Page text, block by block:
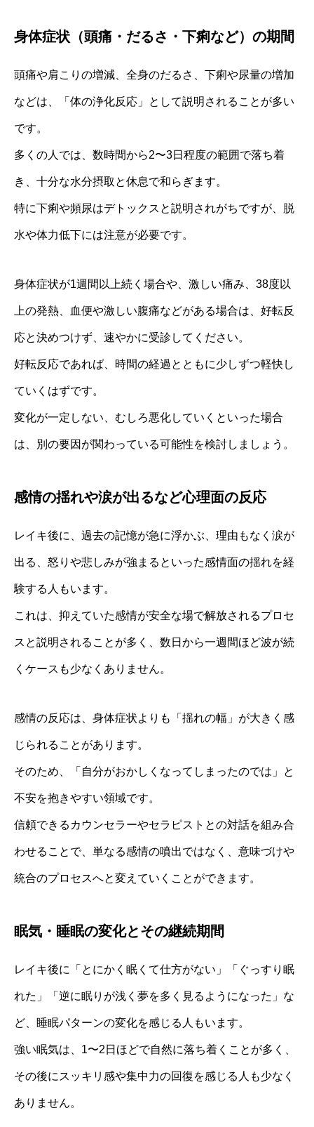
身体症状（頭痛・だるさ・下痢など）の期間
頭痛や肩こりの増減、全身のだるさ、下痢や尿量の増加
などは、「体の浄化反応」として説明されることが多い
です。
多くの人では、数時間から2〜3日程度の範囲で落ち着
き、十分な水分摂取と休息で和らぎます。
特に下痢や頻尿はデトックスと説明されがちですが、脱
水や体力低下には注意が必要です。
身体症状が1週間以上続く場合や、激しい痛み、38度以
上の発熱、血便や激しい腹痛などがある場合は、好転反
応と決めつけず、速やかに受診してください。
好転反応であれば、時間の経過とともに少しずつ軽快し
ていくはずです。
変化が一定しない、むしろ悪化していくといった場合
は、別の要因が関わっている可能性を検討しましょう。
感情の揺れや涙が出るなど心理面の反応
レイキ後に、過去の記憶が急に浮かぶ、理由もなく涙が
出る、怒りや悲しみが強まるといった感情面の揺れを経
験する人もいます。
これは、抑えていた感情が安全な場で解放されるプロセ
スと説明されることが多く、数日から一週間ほど波が続
くケースも少なくありません。
感情の反応は、身体症状よりも「揺れの幅」が大きく感
じられることがあります。
そのため、「自分がおかしくなってしまったのでは」と
不安を抱きやすい領域です。
信頼できるカウンセラーやセラピストとの対話を組み合
わせることで、単なる感情の噴出ではなく、意味づけや
統合のプロセスへと変えていくことができます。
眠気・睡眠の変化とその継続期間
レイキ後に「とにかく眠くて仕方がない」「ぐっすり眠
れた」「逆に眠りが浅く夢を多く見るようになった」な
ど、睡眠パターンの変化を感じる人もいます。
強い眠気は、1〜2日ほどで自然に落ち着くことが多く、
その後にスッキリ感や集中力の回復を感じる人も少なく
ありません。